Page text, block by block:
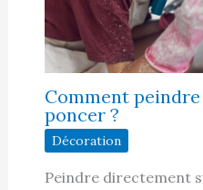
Comment
poncer ?
Décoration
Peindre directement